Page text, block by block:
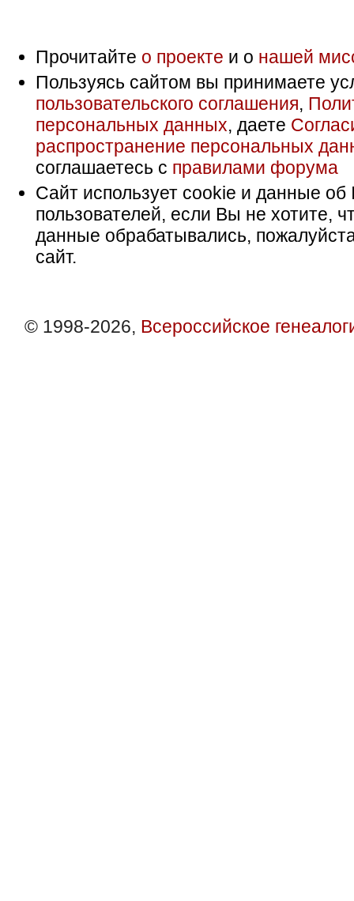
Прочитайте о проекте и о нашей
Пользуясь сайтом вы принимаете
пользовательского соглашения,
персональных данных, даете
распространение персональных
соглашаетесь с правилами форума
Сайт использует cookie и данные об
пользователей, если Вы не хотите,
данные обрабатывались,
сайт.
© 1998-2026, Всероссийское